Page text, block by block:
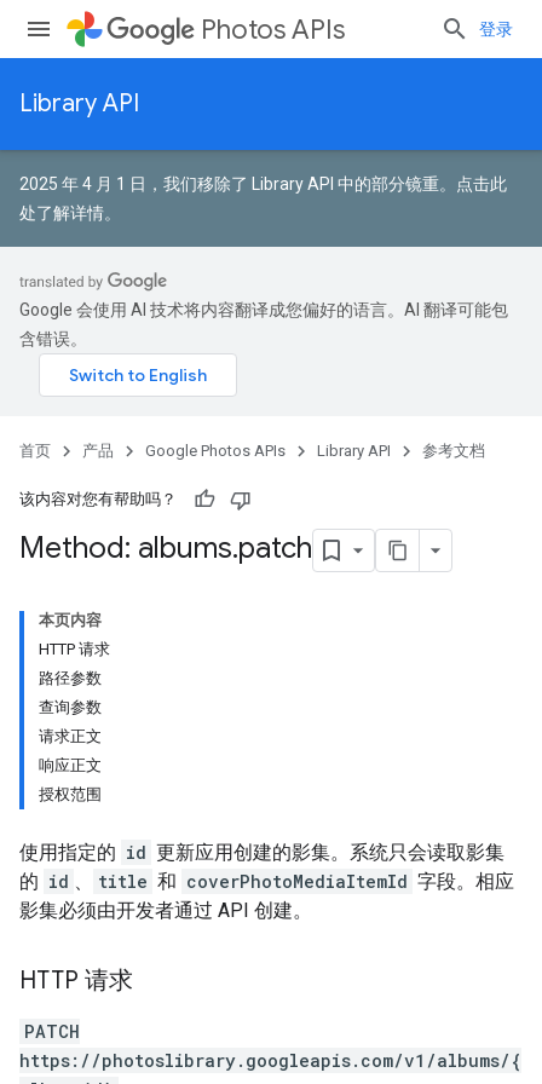
Photos APIs 登录
Library API
2025 年 4 月 1 日，我们移除了 Library API 中的部分镜重。
点击此
处了解详情。
Google 会使用 AI 技术将内容翻译成您偏好的语言。AI 翻译可能包
含错误。
首页 产品 Google Photos APIs Library API 参考文档
该内容对您有帮助吗？
Method: albums.patch
本页内容
HTTP 请求
路径参数
查询参数
请求正文
响应正文
授权范围
使用指定的 id 更新应用创建的影集。系统只会读取影集
的 id 、 title 和 coverPhotoMediaItemId 字段。相应
影集必须由开发者通过 API 创建。
HTTP 请求
PATCH
https://photoslibrary.googleapis.com/v1/albums/{